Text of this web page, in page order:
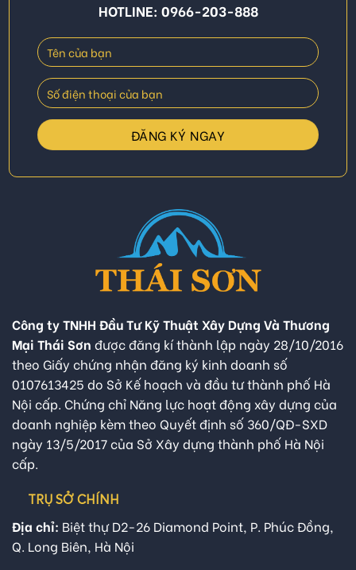
HOTLINE: 0966-203-888
Công ty TNHH Đầu Tư Kỹ Thuật Xây Dựng Và Thương
Mại Thái Sơn được đăng kí thành lập ngày 28/10/2016
theo Giấy chứng nhận đăng ký kinh doanh số
0107613425 do Sở Kế hoạch và đầu tư thành phố Hà
Nội cấp. Chứng chỉ Năng lực hoạt động xây dựng của
doanh nghiệp kèm theo Quyết định số 360/QĐ-SXD
ngày 13/5/2017 của Sở Xây dựng thành phố Hà Nội
cấp.
TRỤ SỞ CHÍNH
Địa chỉ: Biệt thự D2-26 Diamond Point, P. Phúc Đồng,
Q. Long Biên, Hà Nội